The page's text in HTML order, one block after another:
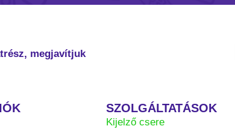
megjavítjuk
SZOLGÁLTATÁSOK
Kijelző csere